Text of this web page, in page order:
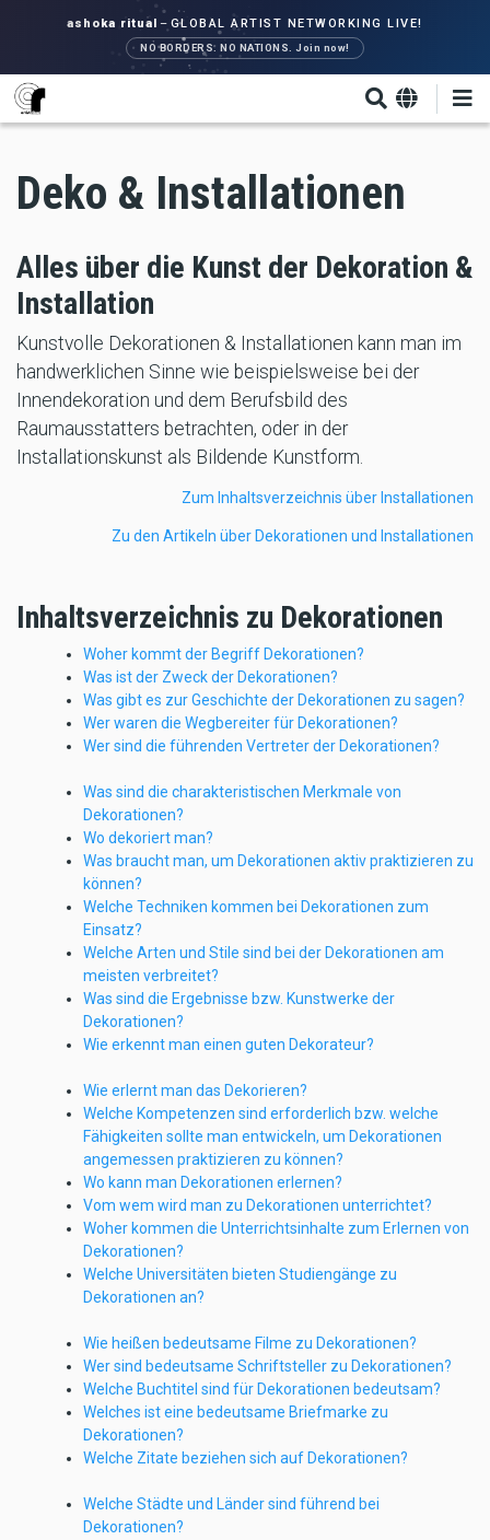
zum
Inhalt
ashoka ritual – GLOBAL ARTIST NETWORKING LIVE!
NO BORDERS. NO NATIONS. Join now!
Deko & Installationen
Alles über die Kunst der Dekoration &
Installation
Kunstvolle Dekorationen & Installationen kann man im
handwerklichen Sinne wie beispielsweise bei der
Innendekoration und dem Berufsbild des
Raumausstatters betrachten, oder in der
Installationskunst als Bildende Kunstform.
Zum Inhaltsverzeichnis über Installationen
Zu den Artikeln über Dekorationen und Installationen
Inhaltsverzeichnis zu Dekorationen
Woher kommt der Begriff Dekorationen?
Was ist der Zweck der Dekorationen?
Was gibt es zur Geschichte der Dekorationen zu sagen?
Wer waren die Wegbereiter für Dekorationen?
Wer sind die führenden Vertreter der Dekorationen?
Was sind die charakteristischen Merkmale von
Dekorationen?
Wo dekoriert man?
Was braucht man, um Dekorationen aktiv praktizieren zu
können?
Welche Techniken kommen bei Dekorationen zum
Einsatz?
Welche Arten und Stile sind bei der Dekorationen am
meisten verbreitet?
Was sind die Ergebnisse bzw. Kunstwerke der
Dekorationen?
Wie erkennt man einen guten Dekorateur?
Wie erlernt man das Dekorieren?
Welche Kompetenzen sind erforderlich bzw. welche
Fähigkeiten sollte man entwickeln, um Dekorationen
angemessen praktizieren zu können?
Wo kann man Dekorationen erlernen?
Vom wem wird man zu Dekorationen unterrichtet?
Woher kommen die Unterrichtsinhalte zum Erlernen von
Dekorationen?
Welche Universitäten bieten Studiengänge zu
Dekorationen an?
Wie heißen bedeutsame Filme zu Dekorationen?
Wer sind bedeutsame Schriftsteller zu Dekorationen?
Welche Buchtitel sind für Dekorationen bedeutsam?
Welches ist eine bedeutsame Briefmarke zu
Dekorationen?
Welche Zitate beziehen sich auf Dekorationen?
Welche Städte und Länder sind führend bei
Dekorationen?